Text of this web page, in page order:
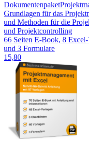
Dokumentenpaket
Grundlagen für das
und Methoden für die
und Projektcontrolling
66 Seiten E-Book, 8
und 3 Formulare
15,80